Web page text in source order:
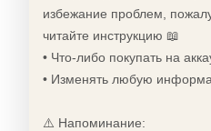
избежание проблем,
читайте инструкцию 📖
• Что-либо покупать на
• Изменять любую
⚠️ Напоминание: